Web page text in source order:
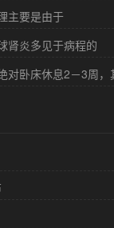
主要是由于
肾炎多见于病程的
对卧床休息2－3周，